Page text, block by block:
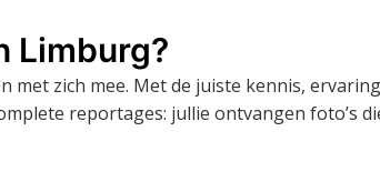
Limburg?
met zich mee. Met de juiste kennis,
reportages: jullie ontvangen foto’s